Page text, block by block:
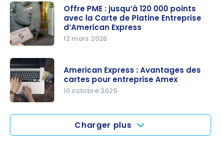
Carte
Marriott
BonvoyMD
Entreprise
American
ExpressMD *
jusqu’à
70 000
points
avec la
Carte en
Or pour
PME avec
primes
American
Express
jusqu’à
120 000
points
avec la
Carte de
Entreprise
Offre PME : jusqu’à 120 000 points
avec la Carte de Platine Entreprise
d’American Express
12 mars 2026
Avantages
American Express : Avantages des
cartes pour entreprise Amex
10 octobre 2025
Charger plus